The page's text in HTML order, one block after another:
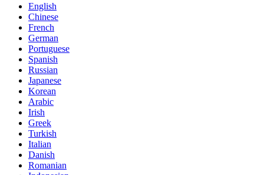
English
Chinese
French
German
Portuguese
Spanish
Russian
Japanese
Korean
Arabic
Irish
Greek
Turkish
Italian
Danish
Romanian